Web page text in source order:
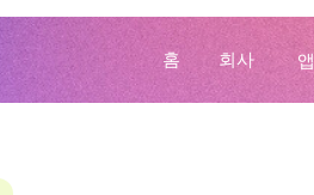
홈 회사 앱